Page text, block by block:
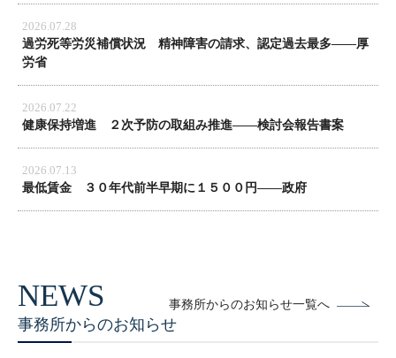
2026.07.28
過労死等労災補償状況 精神障害の請求、認定過去最多――厚
労省
2026.07.22
健康保持増進 ２次予防の取組み推進――検討会報告書案
2026.07.13
最低賃金 ３０年代前半早期に１５００円――政府
事務所からのお知らせ
事務所からのお知らせ一覧へ